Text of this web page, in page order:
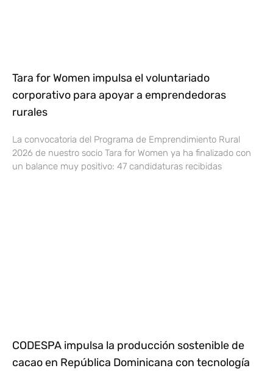
Tara for Women impulsa el voluntariado
corporativo para apoyar a emprendedoras
rurales
La convocatoria del Programa de Emprendimiento Rural
2026 de nuestro socio Tara for Women ya ha finalizado con
un balance muy positivo: 47 candidaturas recibidas
CODESPA impulsa la producción sostenible de
cacao en República Dominicana con tecnología